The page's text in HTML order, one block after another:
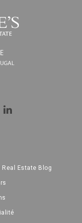
Real Estate Blog